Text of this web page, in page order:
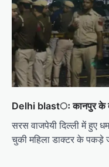
g
a
t
o
Delhi blastः कानपुर के
सरस वाजपेयी दिल्ली में हुए
चुकी महिला डाक्टर के